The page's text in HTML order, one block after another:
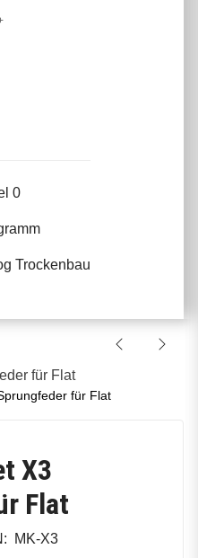
0
Trockenbau
X3
Flat
MK-X3
für Flat